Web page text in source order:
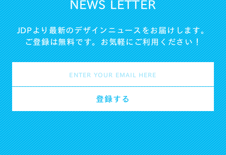
NEWS LETTER
JDPより最新のデザインニュースをお届けします。
ご登録は無料です。お気軽にご利用ください！